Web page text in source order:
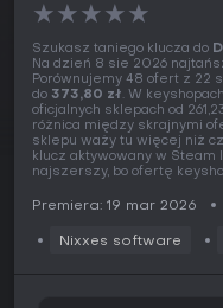
★★★★★
Szukasz taniego klucza do
Na dzień 8 sie 2026
Porównujemy 48 ofert z 22
do 373,80 zł. W
oficjalnych sklepach od
różnica między skrajnymi
sklepu waży tu więcej niż
klucz aktywowany w
najszerszy, bo ofertę
Premiera: 19 mar 2026
Nixxes software